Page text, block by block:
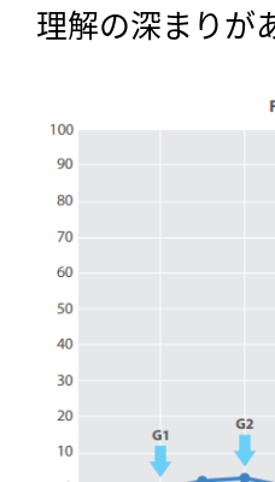
理解の深まりが